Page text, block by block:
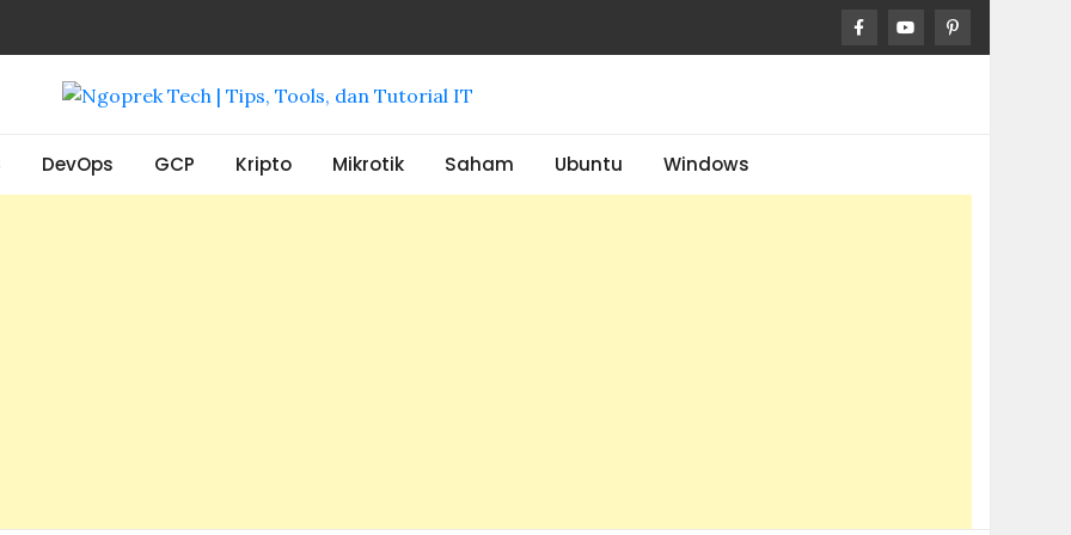
Tools, dan Tutorial IT
DevOps GCP Kripto Mikrotik Saham Ubuntu Windows